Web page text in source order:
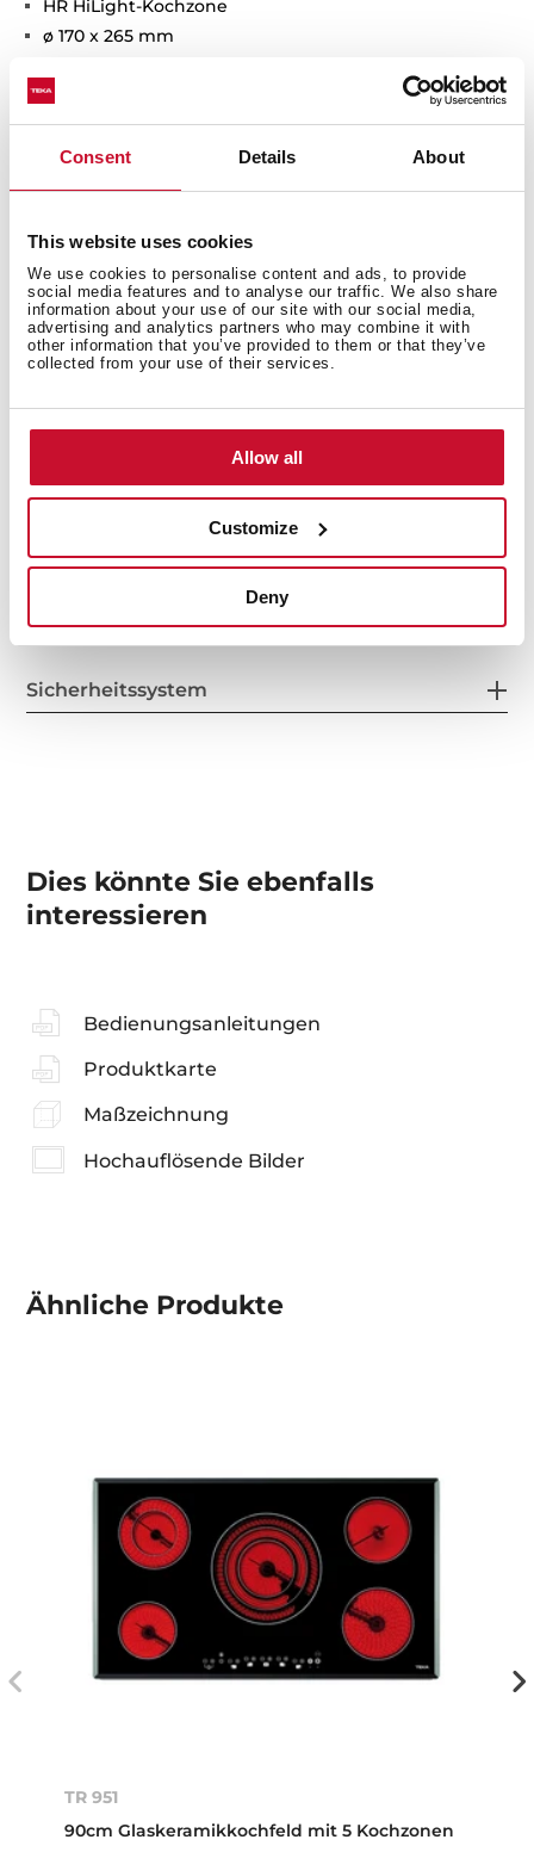
Consent Details About
This website uses cookies
We use cookies to personalise content and ads, to provide
social media features and to analyse our traffic. We also share
information about your use of our site with our social media,
advertising and analytics partners who may combine it with
other information that you’ve provided to them or that they’ve
collected from your use of their services.
Allow all
Customize
Deny
HR HiLight-Kochzone
ø 170 x 265 mm
Einbaumaße
Anschlusswerte
Kochzonen
Sicherheitssystem
Dies könnte Sie ebenfalls
interessieren
Bedienungsanleitungen
Produktkarte
Maßzeichnung
Hochauflösende Bilder
Ähnliche Produkte
TR 951
90cm Glaskeramikkochfeld mit 5 Kochzonen